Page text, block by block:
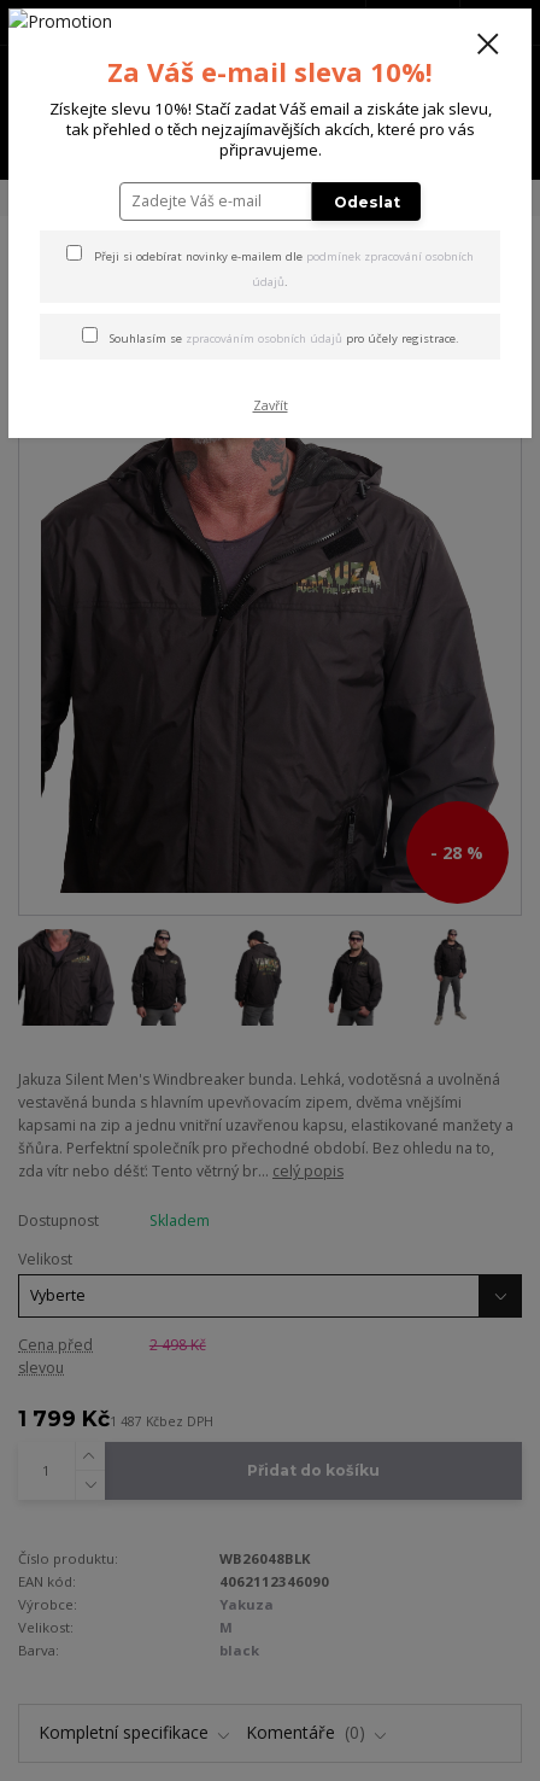
Menu
+420 702 136 620
BUNDY Yakuza pánská větrovka Silent Windbreaker
Yakuza pánská větrovka
Silent Windbreaker
- 28 %
Jakuza Silent Men's Windbreaker bunda. Lehká, vodotěsná a uvolněná
vestavěná bunda s hlavním upevňovacím zipem, dvěma vnějšími
kapsami na zip a jednu vnitřní uzavřenou kapsu, elastikované manžety a
šňůra. Perfektní společník pro přechodné období. Bez ohledu na to,
zda vítr nebo déšť: Tento větrný br... celý popis
Dostupnost
Skladem
Velikost
Cena před
slevou
2 498 Kč
1 799 Kč1 487 Kčbez DPH
Přidat do košíku
Číslo produktu:
WB26048BLK
EAN kód:
4062112346090
Výrobce:
Yakuza
Velikost:
M
Barva:
black
Kompletní specifikace Komentáře 0
Za Váš e-mail sleva 10%!
Získejte slevu 10%! Stačí zadat Váš email a ziskáte jak slevu,
tak přehled o těch nejzajímavějších akcích, které pro vás
připravujeme.
Odeslat
Přeji si odebírat novinky e-mailem dle podmínek zpracování osobních
údajů.
Souhlasím se zpracováním osobních údajů pro účely registrace.
Zavřít